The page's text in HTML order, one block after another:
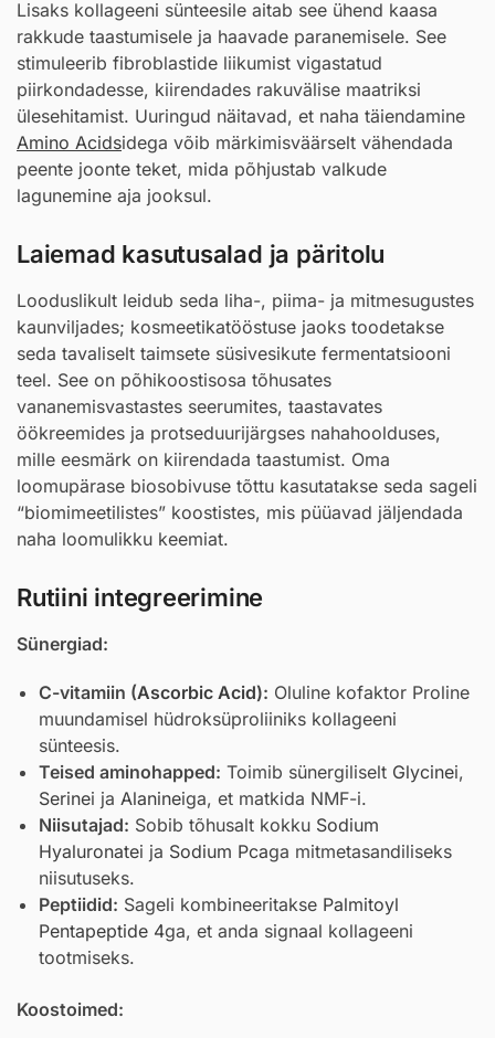
Lisaks kollageeni sünteesile aitab see ühend kaasa
rakkude taastumisele ja haavade paranemisele. See
stimuleerib fibroblastide liikumist vigastatud
piirkondadesse, kiirendades rakuvälise maatriksi
ülesehitamist. Uuringud näitavad, et naha täiendamine
Amino Acidsidega võib märkimisväärselt vähendada
peente joonte teket, mida põhjustab valkude
lagunemine aja jooksul.
Laiemad kasutusalad ja päritolu
Looduslikult leidub seda liha-, piima- ja mitmesugustes
kaunviljades; kosmeetikatööstuse jaoks toodetakse
seda tavaliselt taimsete süsivesikute fermentatsiooni
teel. See on põhikoostisosa tõhusates
vananemisvastastes seerumites, taastavates
öökreemides ja protseduurijärgses nahahoolduses,
mille eesmärk on kiirendada taastumist. Oma
loomupärase biosobivuse tõttu kasutatakse seda sageli
“biomimeetilistes” koostistes, mis püüavad jäljendada
naha loomulikku keemiat.
Rutiini integreerimine
Sünergiad:
C-vitamiin (Ascorbic Acid): Oluline kofaktor Proline
muundamisel hüdroksüproliiniks kollageeni
sünteesis.
Teised aminohapped: Toimib sünergiliselt Glycinei,
Serinei ja Alanineiga, et matkida NMF-i.
Niisutajad: Sobib tõhusalt kokku Sodium
Hyaluronatei ja Sodium Pcaga mitmetasandiliseks
niisutuseks.
Peptiidid: Sageli kombineeritakse Palmitoyl
Pentapeptide 4ga, et anda signaal kollageeni
tootmiseks.
Koostoimed: